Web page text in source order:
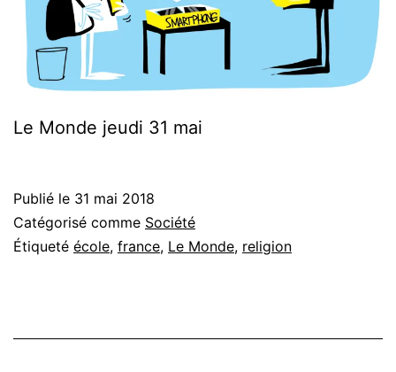
Le Monde jeudi 31 mai
Publié le 31 mai 2018
Catégorisé comme Société
Étiqueté école, france, Le Monde, religion